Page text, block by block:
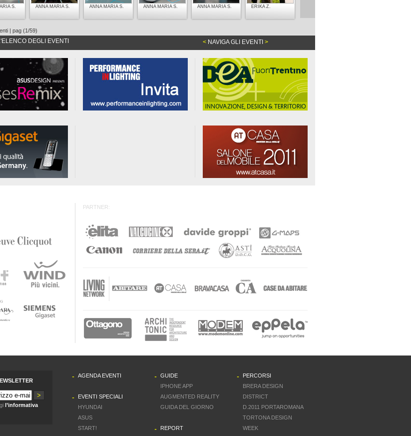
S. ANNA MARIA S. ANNA MARIA S. ANNA MARIA S. ANNA MARIA S. ERIKA Z.
| pag (1/59)
DEGLI EVENTI < NAVIGA GLI EVENTI >
PARTNER:
l’informativa
AGENDA EVENTI
EVENTI SPECIALI
HYUNDAI
ASUS
START!
GUIDE
IPHONE APP
AUGMENTED REALITY
GUIDA DEL GIORNO
REPORT
PERCORSI
BRERA DESIGN
DISTRICT
D.2011 PORTAROMANA
TORTONA DESIGN
WEEK